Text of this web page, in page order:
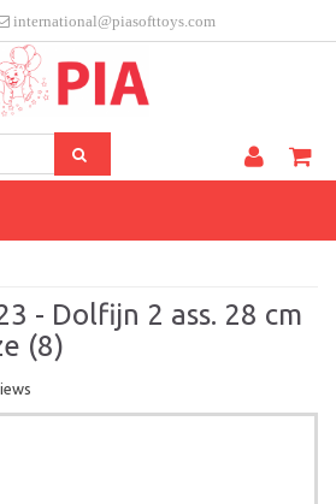
international@piasofttoys.com
Klantenfeedback
BE/NL
- Dolfijn 2 ass. 28 cm
(8)